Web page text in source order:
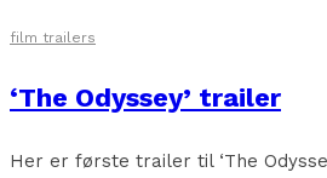
film trailers
‘The Odyssey’ trailer
Her er første trailer til ‘The